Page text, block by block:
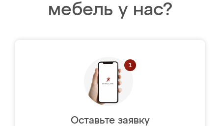
мебель у нас?
Оставьте заявку